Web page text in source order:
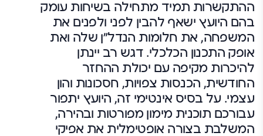
ההתקשרות תמיד מתחילה בשיחות עומק
בהם היועץ ישאף להבין לפני ולפנים את
המשפחה, את חלומות הנדל"ן שלה ואת
אופק התכנון הכלכלי. דגש רב יינתן
להיכרות מקיפה עם יכולת ההחזר
החודשית, הכנסות צפויות, חסכונות והון
עצמי. על בסיס אינטימי זה, היועץ יתפור
עבורכם תוכנית מימון מפורטות ובהירה,
המשלבת בצורה אופטימלית את אפיקי